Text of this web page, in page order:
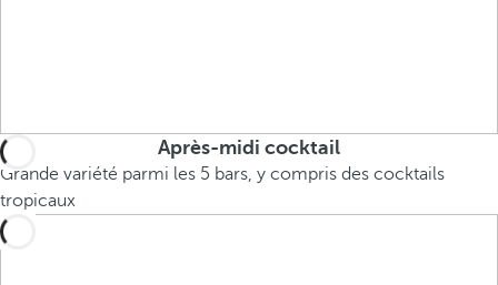
Après-midi cocktail
Grande variété parmi les 5 bars, y compris des cocktails
tropicaux